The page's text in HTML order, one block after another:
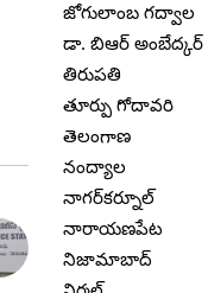
జోగులాంబ గద్వాల
డా. బిఆర్
తిరుపతి
తూర్పు గోదావరి
తెలంగాణ
నంద్యాల
నాగర్‌కర్నూల్
నారాయణపేట
నిజామాబాద్